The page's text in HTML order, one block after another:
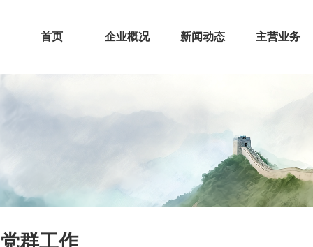
首页 企业概况 新闻动态 主营业务
党群工作